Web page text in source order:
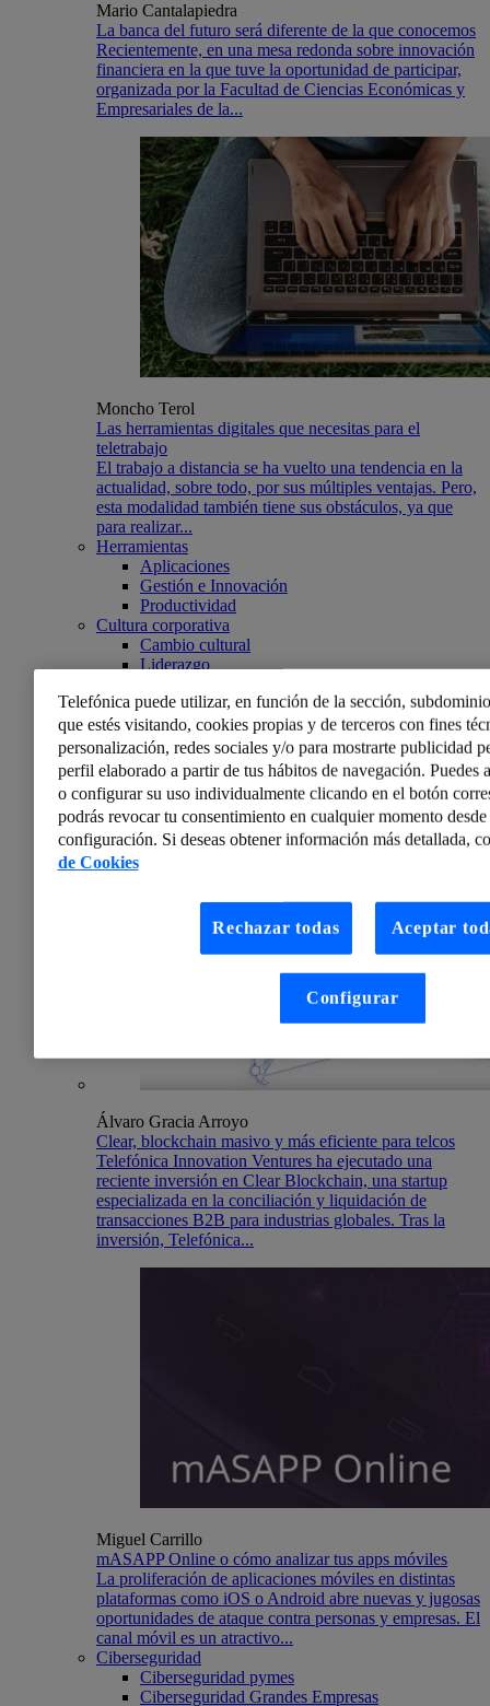
Mario Cantalapiedra
La banca del futuro será diferente de la que conocemos
Recientemente, en una mesa redonda sobre innovación
financiera en la que tuve la oportunidad de participar,
organizada por la Facultad de Ciencias Económicas y
Empresariales de la...
Moncho Terol
Las herramientas digitales que necesitas para el
teletrabajo
El trabajo a distancia se ha vuelto una tendencia en la
actualidad, sobre todo, por sus múltiples ventajas. Pero,
esta modalidad también tiene sus obstáculos, ya que
para realizar...
Herramientas
Aplicaciones
Gestión e Innovación
Productividad
Cultura corporativa
Cambio cultural
Liderazgo
Recursos Humanos
Fiscalidad y finanzas
Financiación
Fiscalidad
Finanzas
Contabilidad
Proteger
Álvaro Gracia Arroyo
Clear, blockchain masivo y más eficiente para telcos
Telefónica Innovation Ventures ha ejecutado una
reciente inversión en Clear Blockchain, una startup
especializada en la conciliación y liquidación de
transacciones B2B para industrias globales. Tras la
inversión, Telefónica...
Miguel Carrillo
mASAPP Online o cómo analizar tus apps móviles
La proliferación de aplicaciones móviles en distintas
plataformas como iOS o Android abre nuevas y jugosas
oportunidades de ataque contra personas y empresas. El
canal móvil es un atractivo...
Ciberseguridad
Ciberseguridad pymes
Ciberseguridad Grandes Empresas
Telefónica puede utilizar, en función de la sección,
que estés visitando, cookies propias y de terceros con fines
personalización, redes sociales y/o para mostrarte publicidad
perfil elaborado a partir de tus hábitos de navegación. Puedes
o configurar su uso individualmente clicando en el botón
podrás revocar tu consentimiento en cualquier momento
configuración. Si deseas obtener información más detallada,
de Cookies
Rechazar todas Aceptar
Configurar